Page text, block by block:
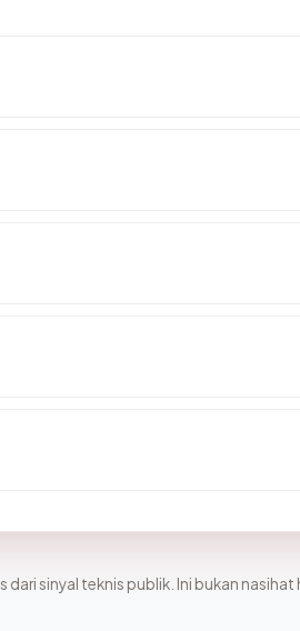
sinyal teknis publik. Ini bukan nasihat